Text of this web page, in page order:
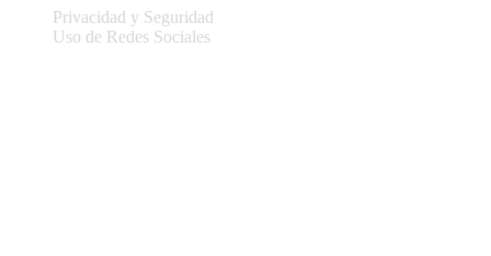
Privacidad y Seguridad
Uso de Redes Sociales